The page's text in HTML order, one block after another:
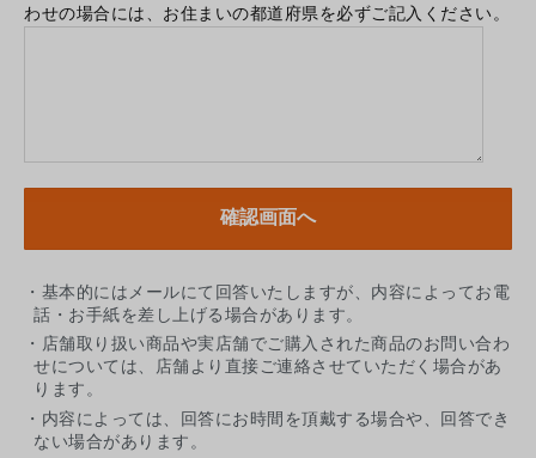
わせの場合には、お住まいの都道府県を必ずご記入ください。
・基本的にはメールにて回答いたしますが、内容によってお電
話・お手紙を差し上げる場合があります。
・店舗取り扱い商品や実店舗でご購入された商品のお問い合わ
せについては、店舗より直接ご連絡させていただく場合があ
ります。
・内容によっては、回答にお時間を頂戴する場合や、回答でき
ない場合があります。